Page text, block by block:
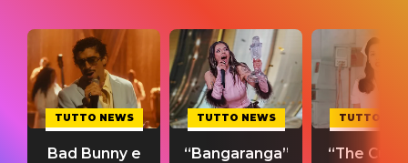
TUTTO NEWS
Bad Bunny e
TUTTO NEWS
“Bangaranga”
TUTTO
“The